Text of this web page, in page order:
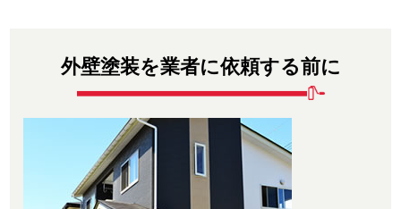
外壁塗装を業者に依頼する前に